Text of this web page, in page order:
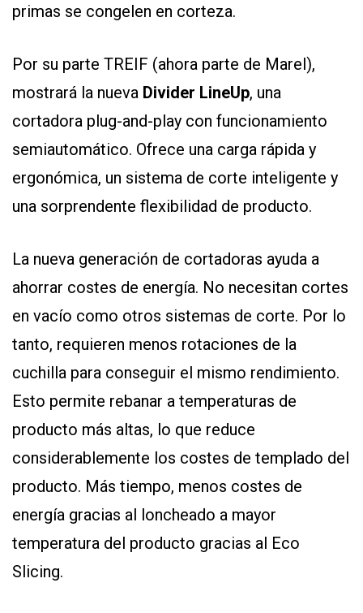
primas se congelen en corteza.
Por su parte TREIF (ahora parte de Marel),
mostrará la nueva Divider LineUp, una
cortadora plug-and-play con funcionamiento
semiautomático. Ofrece una carga rápida y
ergonómica, un sistema de corte inteligente y
una sorprendente flexibilidad de producto.
La nueva generación de cortadoras ayuda a
ahorrar costes de energía. No necesitan cortes
en vacío como otros sistemas de corte. Por lo
tanto, requieren menos rotaciones de la
cuchilla para conseguir el mismo rendimiento.
Esto permite rebanar a temperaturas de
producto más altas, lo que reduce
considerablemente los costes de templado del
producto. Más tiempo, menos costes de
energía gracias al loncheado a mayor
temperatura del producto gracias al Eco
Slicing.